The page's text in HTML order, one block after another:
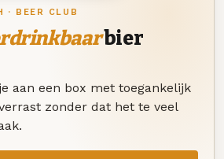
· BEER CLUB
bier
aan een box met toegankelijk
zonder dat het te veel